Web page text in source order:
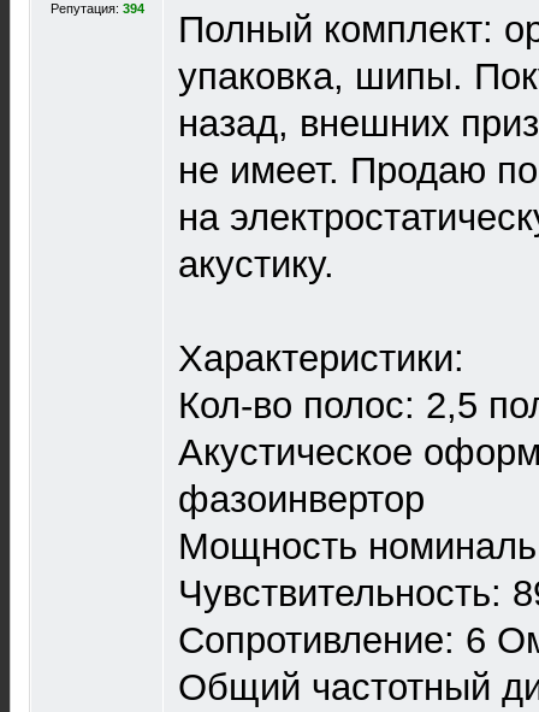
Репутация: 394
Полный комплект:
упаковка, шипы.
назад, внешних
не имеет. Продаю
на
акустику.
Характеристики:
Кол-во полос: 2,5
Акустическое
фазоинвертор
Мощность
Чувствительность:
Сопротивление: 6
Общий частотный